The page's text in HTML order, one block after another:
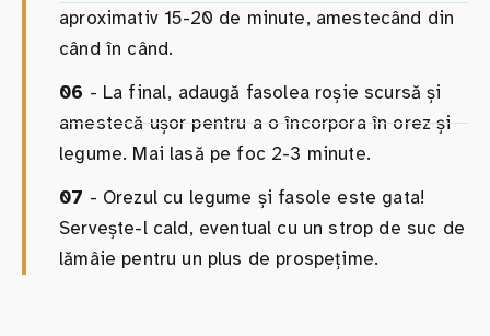
aproximativ 15-20 de minute, amestecând din
când în când.
06 - La final, adaugă fasolea roșie scursă și
amestecă ușor pentru a o încorpora în orez și
legume. Mai lasă pe foc 2-3 minute.
07 - Orezul cu legume și fasole este gata!
Servește-l cald, eventual cu un strop de suc de
lămâie pentru un plus de prospețime.